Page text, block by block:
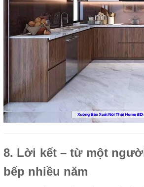
8. Lời kết – từ một
bếp nhiều năm